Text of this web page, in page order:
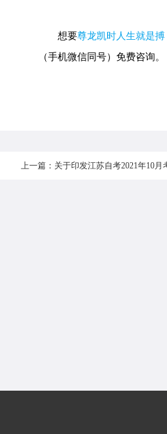
想要尊龙凯时人生就是搏
（手机微信同号）免费咨询。